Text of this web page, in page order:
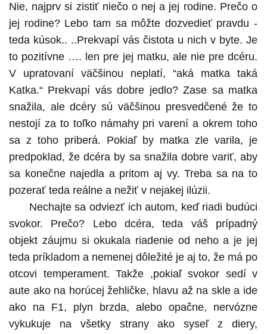
Nie, najprv si zistiť niečo o nej a jej rodine. Prečo o
jej rodine? Lebo tam sa môžte dozvedieť pravdu -
teda kúsok.. ..Prekvapí vás čistota u nich v byte. Je
to pozitívne …. len pre jej matku, ale nie pre dcéru.
V upratovaní väčšinou neplatí, “aká matka taká
Katka.“ Prekvapí vás dobre jedlo? Zase sa matka
snažila, ale dcéry sú väčšinou presvedčené že to
nestojí za to toľko námahy pri varení a okrem toho
sa z toho priberá. Pokiaľ by matka zle varila, je
predpoklad, že dcéra by sa snažila dobre variť, aby
sa konečne najedla a pritom aj vy. Treba sa na to
pozerať teda reálne a nežiť v nejakej ilúzii.
Nechajte sa odviezť ich autom, keď riadi budúci
svokor. Prečo? Lebo dcéra, teda váš prípadný
objekt záujmu si okukala riadenie od neho a je jej
teda príkladom a nemenej dôležité je aj to, že má po
otcovi temperament. Takže ,pokiaľ svokor sedí v
aute ako na horúcej žehličke, hlavu až na skle a ide
ako na F1, plyn brzda, alebo opačne, nervózne
vykukuje na všetky strany ako syseľ z diery,